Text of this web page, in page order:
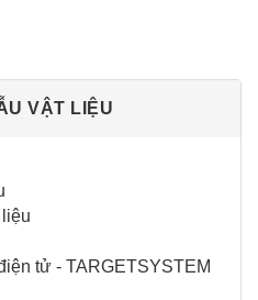
VẬT LIỆU
tử - TARGETSYSTEM